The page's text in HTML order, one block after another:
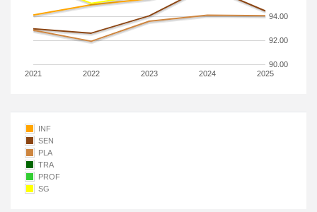
2021 2022 2023 2024 2025
90.00
92.00
94.00
INF
SEN
PLA
TRA
PROF
SG